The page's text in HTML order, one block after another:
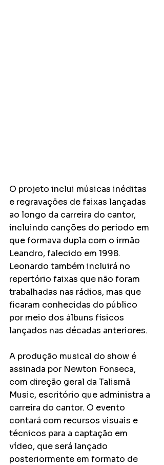
O projeto inclui músicas inéditas
e regravações de faixas lançadas
ao longo da carreira do cantor,
incluindo canções do período em
que formava dupla com o irmão
Leandro, falecido em 1998.
Leonardo também incluirá no
repertório faixas que não foram
trabalhadas nas rádios, mas que
ficaram conhecidas do público
por meio dos álbuns físicos
lançados nas décadas anteriores.
A produção musical do show é
assinada por Newton Fonseca,
com direção geral da Talismã
Music, escritório que administra a
carreira do cantor. O evento
contará com recursos visuais e
técnicos para a captação em
vídeo, que será lançado
posteriormente em formato de